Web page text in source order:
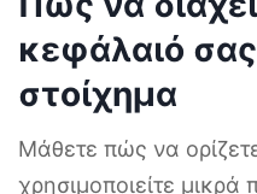
κεφάλαιό
στοίχημα
Μάθετε πώς να
χρησιμοποιείτε μικρά